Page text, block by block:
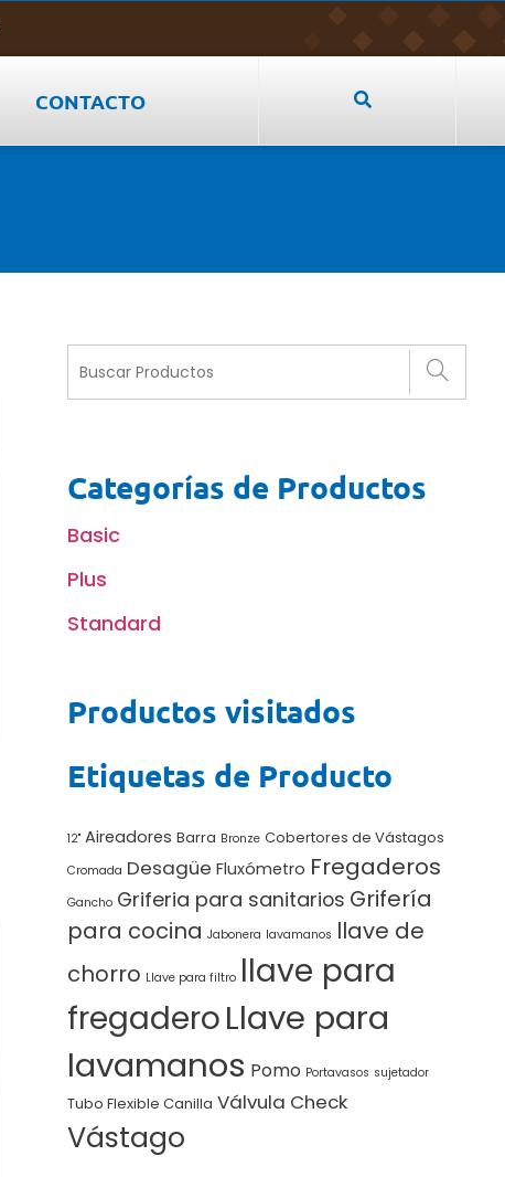
CONTACTO
Categorías de Productos
Basic
Plus
Standard
Productos visitados
Etiquetas de Producto
12" Aireadores Barra Bronze Cobertores de Vástagos
Cromada Desagüe Fluxómetro Fregaderos
Gancho Griferia para sanitarios Grifería
para cocina Jabonera lavamanos llave de
chorro Llave para filtro llave para
fregaderoLlave para
lavamanos Pomo Portavasos sujetador
Tubo Flexible Canilla Válvula Check
Vástago